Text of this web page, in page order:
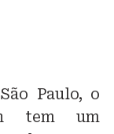
São Paulo, o
tem um